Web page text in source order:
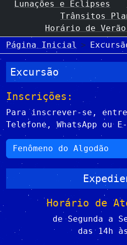
Lunações e Eclipses
Trânsitos
Horário de
Página Inicial
Excursão
Inscrições:
Para inscrever-se,
Telefone, WhatsApp ou
Fenômeno do Algodão
Horário de
de Segunda a
das 14h